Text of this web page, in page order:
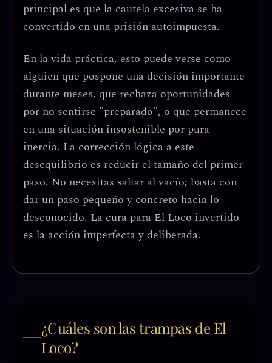
principal es que la cautela excesiva se ha
convertido en una prisión autoimpuesta.
En la vida práctica, esto puede verse como
alguien que pospone una decisión importante
durante meses, que rechaza oportunidades
por no sentirse "preparado", o que permanece
en una situación insostenible por pura
inercia. La corrección lógica a este
desequilibrio es reducir el tamaño del primer
paso. No necesitas saltar al vacío; basta con
dar un paso pequeño y concreto hacia lo
desconocido. La cura para El Loco invertido
es la acción imperfecta y deliberada.
¿Cuáles son las trampas de El
Loco?